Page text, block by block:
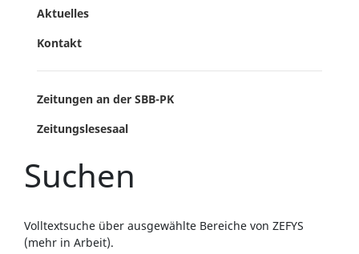
Aktuelles
Kontakt
Zeitungen an der SBB-PK
Zeitungslesesaal
Suchen
Volltextsuche über ausgewählte Bereiche von ZEFYS
(mehr in Arbeit).